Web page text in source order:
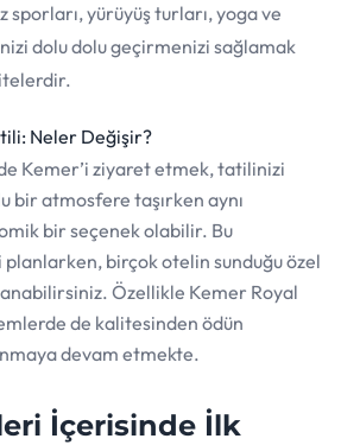
sporları, yürüyüş turları, yoga ve
dolu dolu geçirmenizi sağlamak
Neler Değişir?
Kemer’i ziyaret etmek, tatilinizi
bir atmosfere taşırken aynı
bir seçenek olabilir. Bu
birçok otelin sunduğu özel
Özellikle Kemer Royal
de kalitesinden ödün
devam etmekte.
İçerisinde İlk